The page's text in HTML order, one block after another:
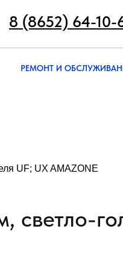
8 (8652) 64-10-
РЕМОНТ И
8 (8652) 64-10-
UF; UX AMAZONE
светло-